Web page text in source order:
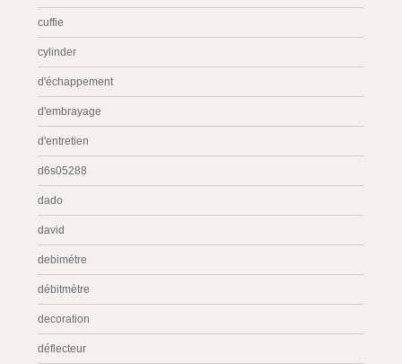
cuffie
cylinder
d'échappement
d'embrayage
d'entretien
d6s05288
dado
david
debimétre
débitmètre
decoration
déflecteur